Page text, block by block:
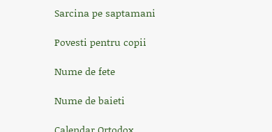
Sarcina pe saptamani
Povesti pentru copii
Nume de fete
Nume de baieti